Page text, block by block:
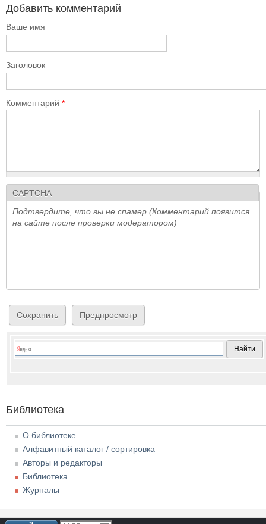
Добавить комментарий
Ваше имя
Заголовок
Комментарий *
CAPTCHA
Подтвердите, что вы не спамер (Комментарий появится
на сайте после проверки модератором)
Библиотека
О библиотеке
Алфавитный каталог / сортировка
Авторы и редакторы
Библиотека
Журналы